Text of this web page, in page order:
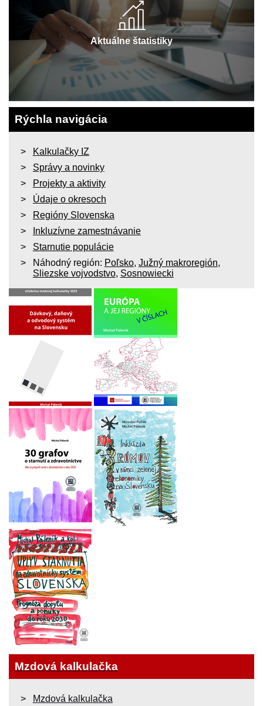
Aktuálne štatistiky
Rýchla navigácia
Kalkulačky IZ
Správy a novinky
Projekty a aktivity
Údaje o okresoch
Regióny Slovenska
Inkluzívne zamestnávanie
Starnutie populácie
Náhodný región: Poľsko, Južný makroregión,
Sliezske vojvodstvo, Sosnowiecki
Mzdová kalkulačka
Mzdová kalkulačka